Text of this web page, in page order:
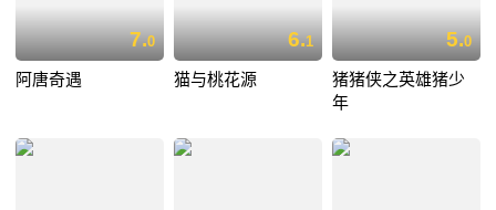
7.0
阿唐奇遇
6.1
猫与桃花源
5.0
猪猪侠之英雄猪少
年